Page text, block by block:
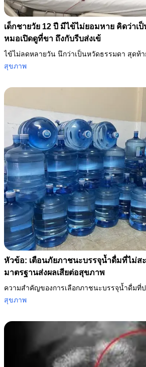
เด็กชายวัย 12 ปี มีไข้ไม่ยอมหาย คิดว่า
หมอเปิดดูที่ขา ถึงกับรีบส่งเข้
ไข้ไม่ลดหลายวัน นึกว่าเป็นหวัดธรรมดา สุดท้
สุขภาพ
หัวข้อ: เตือนภัยภาชนะบรรจุน้ำดื่มที่ไม่ส
มาตรฐานส่งผลเสียต่อสุขภาพ
ความสำคัญของการเลือกภาชนะบรรจุน้ำดื่มที่
สุขภาพ